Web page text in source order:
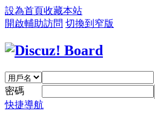
設為首頁收藏本站
開啟輔助訪問 切換到窄版
密碼
快捷導航